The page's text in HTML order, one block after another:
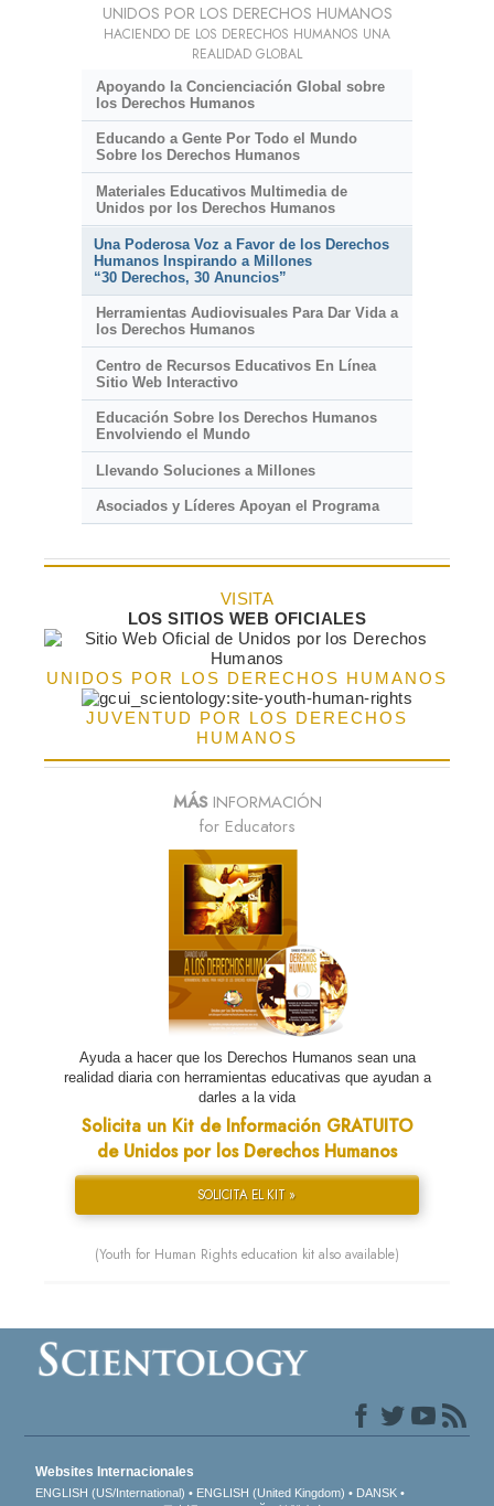
UNIDOS POR LOS DERECHOS HUMANOS
HACIENDO DE LOS DERECHOS HUMANOS UNA
REALIDAD GLOBAL
Apoyando la Concienciación Global sobre
los Derechos Humanos
Educando a Gente Por Todo el Mundo
Sobre los Derechos Humanos
Materiales Educativos Multimedia de
Unidos por los Derechos Humanos
Una Poderosa Voz a Favor de los Derechos
Humanos Inspirando a Millones
“30 Derechos, 30 Anuncios”
Herramientas Audiovisuales Para Dar Vida a
los Derechos Humanos
Centro de Recursos Educativos En Línea
Sitio Web Interactivo
Educación Sobre los Derechos Humanos
Envolviendo el Mundo
Llevando Soluciones a Millones
Asociados y Líderes Apoyan el Programa
VISITA
LOS SITIOS WEB OFICIALES
UNIDOS POR LOS DERECHOS HUMANOS
JUVENTUD POR LOS DERECHOS
HUMANOS
MÁSINFORMACIÓN
for Educators
Ayuda a hacer que los Derechos Humanos sean una
realidad diaria con herramientas educativas que ayudan a
darles a la vida
Solicita un Kit de Información GRATUITO
de Unidos por los Derechos Humanos
SOLICITA EL KIT »
(Youth for Human Rights education kit also available)
Websites Internacionales
ENGLISH (US/International) ENGLISH (United Kingdom)
DANSK